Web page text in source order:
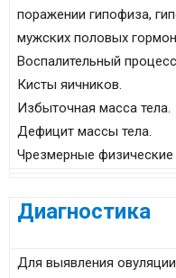
поражении гипофиза,
мужских половых
Воспалительный
Кисты яичников.
Избыточная масса тела.
Дефицит массы тела.
Чрезмерные физические
Диагностика
Для выявления